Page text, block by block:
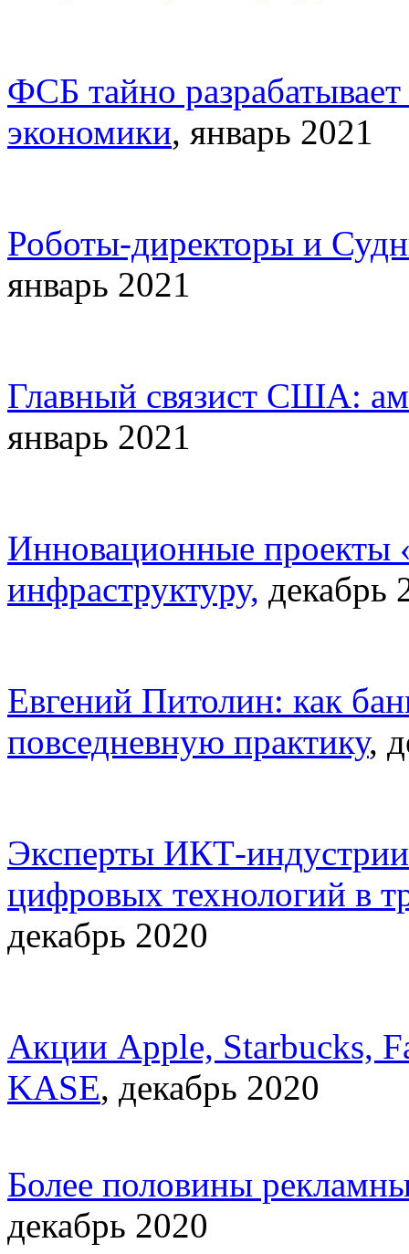
ФСБ тайно
экономики, январь 2021
Роботы-директоры и
январь 2021
Главный связист США:
январь 2021
Инновационные проекты
инфраструктуру, декабрь
Евгений Питолин: как
повседневную практику,
Эксперты ИКТ-
цифровых технологий в
декабрь 2020
Акции Apple, Starbucks,
KASE, декабрь 2020
Более половины
декабрь 2020